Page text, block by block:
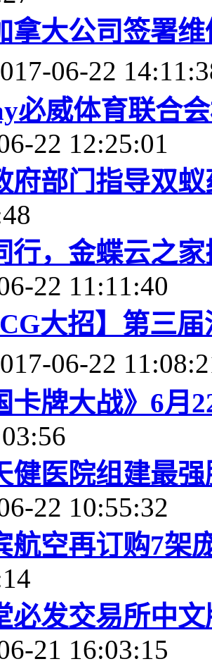
拿大公司签署
06-22
必威体育联合
22 12:25:01
府部门指导双
行，金蝶云之
22 11:11:40
大招】第三
06-22
卡牌大战》6月
健医院组建最
22 10:55:32
航空再订购7架
必发交易所中
21 16:03:15